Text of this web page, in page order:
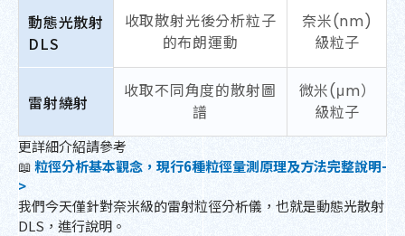
動態光散射
DLS
收取散射光後分析粒子
的布朗運動
奈米(nm)
級粒子
雷射繞射
收取不同角度的散射圖
譜
微米(μm）
級粒子
更詳細介紹請參考
📖粒徑分析基本觀念，現行6種粒徑量測原理及方法完整說明-
>
我們今天僅針對奈米級的雷射粒徑分析儀，也就是動態光散射
DLS，進行說明。